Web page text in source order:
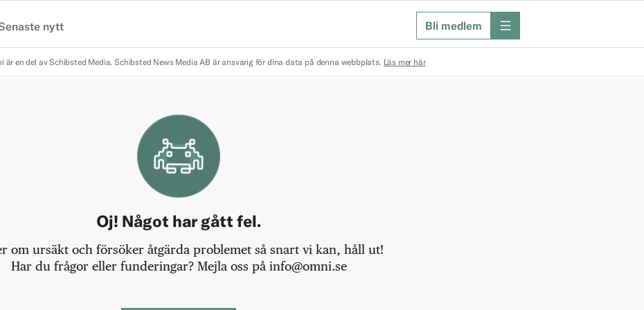
nytt Bli medlem meny
är en del av Schibsted Media. Schibsted News Media AB är ansvarig för dina data på denna webbplats. Läs mer här
Oj! Något har gått fel.
om ursäkt och försöker åtgärda problemet så snart vi kan, håll ut!
Har du frågor eller funderingar? Mejla oss på info@omni.se